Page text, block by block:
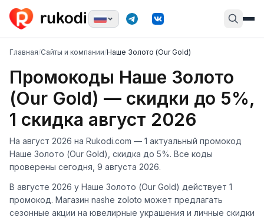
Главная/Сайты и компании/Наше Золото (Our Gold)
Промокоды Наше Золото
(Our Gold) — скидки до 5%,
1 скидка август 2026
На август 2026 на Rukodi.com — 1 актуальный промокод
Наше Золото (Our Gold), скидка до 5%. Все коды
проверены сегодня, 9 августа 2026.
В августе 2026 у Наше Золото (Our Gold) действует 1
промокод. Магазин nashe zoloto может предлагать
сезонные акции на ювелирные украшения и личные скидки